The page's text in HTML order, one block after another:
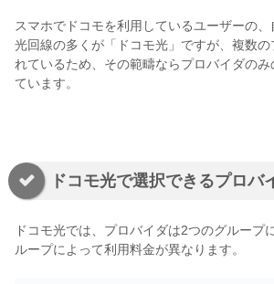
スマホでドコモを利用しているユーザーの
光回線の多くが「ドコモ光」ですが、複数の
れているため、その範疇ならプロバイダのみ
ています。
ドコモ光で選択できるプロバ
ドコモ光では、プロバイダは2つのグループ
ループによって利用料金が異なります。